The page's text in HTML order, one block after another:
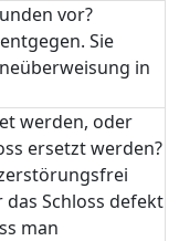
vor?
Sie
in
werden, oder
ersetzt werden?
Schloss defekt
man